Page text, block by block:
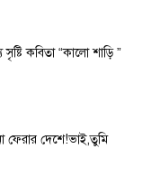
কবিতা “কালো শাড়ি ”
ফেরার দেশে!ভাই,তুমি